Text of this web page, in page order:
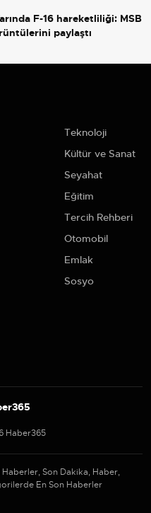
F-16 hareketliliği: MSB
paylaştı
Teknoloji
Kültür ve Sanat
Seyahat
Eğitim
Tercih Rehberi
Otomobil
Emlak
Sosyo
Haber365
Son Dakika, Haber,
En Son Haberler